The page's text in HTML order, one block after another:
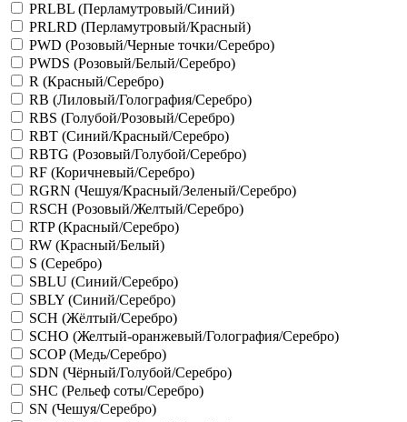
PRLBL (Перламутровый/Синий)
PRLRD (Перламутровый/Красный)
PWD (Розовый/Черные точки/Серебро)
PWDS (Розовый/Белый/Серебро)
R (Красный/Серебро)
RB (Лиловый/Голография/Серебро)
RBS (Голубой/Розовый/Серебро)
RBT (Синий/Красный/Серебро)
RBTG (Розовый/Голубой/Серебро)
RF (Коричневый/Серебро)
RGRN (Чешуя/Красный/Зеленый/Серебро)
RSCH (Розовый/Желтый/Серебро)
RTP (Красный/Серебро)
RW (Красный/Белый)
S (Серебро)
SBLU (Синий/Серебро)
SBLY (Синий/Серебро)
SCH (Жёлтый/Серебро)
SCHO (Желтый-оранжевый/Голография/Серебро)
SCOP (Медь/Серебро)
SDN (Чёрный/Голубой/Серебро)
SHC (Рельеф соты/Серебро)
SN (Чешуя/Серебро)